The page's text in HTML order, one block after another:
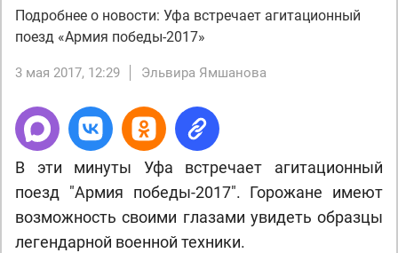
Подробнее о новости: Уфа встречает агитационный
поезд «Армия победы-2017»
3 мая 2017, 12:29 Эльвира Ямшанова
В эти минуты Уфа встречает агитационный
поезд "Армия победы-2017". Горожане имеют
возможность своими глазами увидеть образцы
легендарной военной техники.